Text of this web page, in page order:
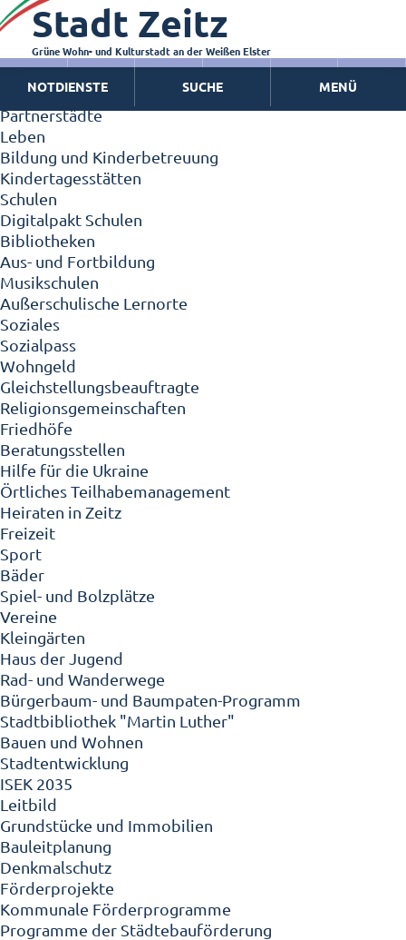
Zeitz - Die Kleinstadt
Willkommen in Zeitz!
Interview mit Oberbürgermeister Christian Thieme
Zeitz - Stadt der Zukunft
Ortschaften
Partnerstädte
Leben
Bildung und Kinderbetreuung
Kindertagesstätten
Schulen
Digitalpakt Schulen
Bibliotheken
Aus- und Fortbildung
Musikschulen
Außerschulische Lernorte
Soziales
Sozialpass
Wohngeld
Gleichstellungsbeauftragte
Religionsgemeinschaften
Friedhöfe
Beratungsstellen
Hilfe für die Ukraine
Örtliches Teilhabemanagement
Heiraten in Zeitz
Freizeit
Sport
Bäder
Spiel- und Bolzplätze
Vereine
Kleingärten
Haus der Jugend
Rad- und Wanderwege
Bürgerbaum- und Baumpaten-Programm
Stadtbibliothek "Martin Luther"
Bauen und Wohnen
Stadtentwicklung
ISEK 2035
Leitbild
Grundstücke und Immobilien
Bauleitplanung
Denkmalschutz
Förderprojekte
Kommunale Förderprogramme
Programme der Städtebauförderung
Stadt Zeitz
Grüne Wohn- und Kulturstadt an der Weißen Elster
NOTDIENSTE SUCHE MENÜ